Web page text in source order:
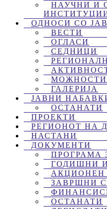
НАУЧНИ И
ОДНОСИ СО
ВЕСТИ
ОГЛАСИ
СЕДНИЦИ
МОЖНОСТИ
ГАЛЕРИЈА
ЈАВНИ
ОСТАНАТИ
ПРОЕКТИ
РЕГИОНОТ НА
НАСТАНИ
ДОКУМЕНТИ
ПРОГРАМА
ГОДИШНИ
АКЦИОНЕН
ЗАВРШНИ
ОСТАНАТИ